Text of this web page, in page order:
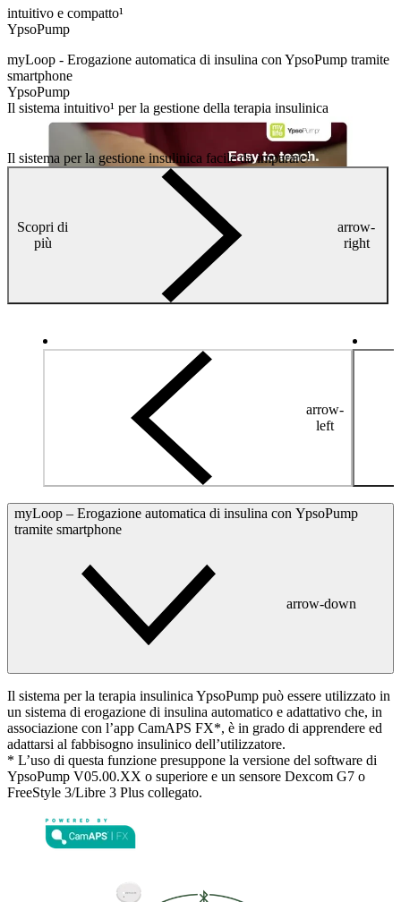
intuitivo e compatto¹
YpsoPump
myLoop - Erogazione automatica di insulina con YpsoPump tramite
smartphone
YpsoPump
Il sistema intuitivo¹ per la gestione della terapia insulinica
Il sistema per la gestione insulinica facile da imparare¹
Scopri di
più
arrow-
right
arrow-
left
myLoop – Erogazione automatica di insulina con YpsoPump
tramite smartphone
arrow-down
Il sistema per la terapia insulinica YpsoPump può essere utilizzato in
un sistema di erogazione di insulina automatico e adattativo che, in
associazione con l’app CamAPS FX*, è in grado di apprendere ed
adattarsi al fabbisogno insulinico dell’utilizzatore.
* L’uso di questa funzione presuppone la versione del software di
YpsoPump V05.00.XX o superiore e un sensore Dexcom G7 o
FreeStyle 3/Libre 3 Plus collegato.